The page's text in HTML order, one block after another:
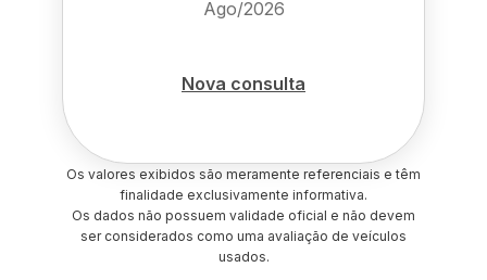
Ago/2026
Nova consulta
Os valores exibidos são meramente referenciais e têm
finalidade exclusivamente informativa.
Os dados não possuem validade oficial e não devem
ser considerados como uma avaliação de veículos
usados.